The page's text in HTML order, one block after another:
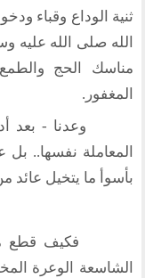
أقسام المنتدى
إصدارات الوسطية
قطاع الشباب
قالوا في المنتدى
روابط اخرى
جديد المؤتمرات
خطب الجمعة
ثنية الوداع وقباء
الله صلى الله عليه
مناسك الحج
المغفور.
وعدنا - بعد
المعاملة نفسها..
بأسوأ ما يتخيل عائد
فكيف قطع من
الشاسعة الوعرة